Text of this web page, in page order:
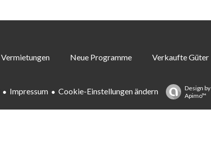
Vermietungen Neue Programme Verkaufte Güter
Impressum Cookie-Einstellungen ändern
Design by
Apimo™